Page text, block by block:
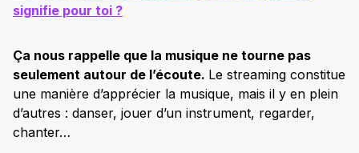
signifie pour toi ?
Ça nous rappelle que la musique ne tourne pas
seulement autour de l’écoute. Le streaming constitue
une manière d’apprécier la musique, mais il y en plein
d’autres : danser, jouer d’un instrument, regarder,
chanter…